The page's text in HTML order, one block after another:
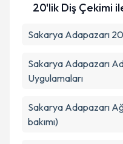
20'lik Diş Çekimi
Sakarya Adapazarı
Sakarya Adapazarı
Uygulamaları
Sakarya Adapazarı
bakımı)